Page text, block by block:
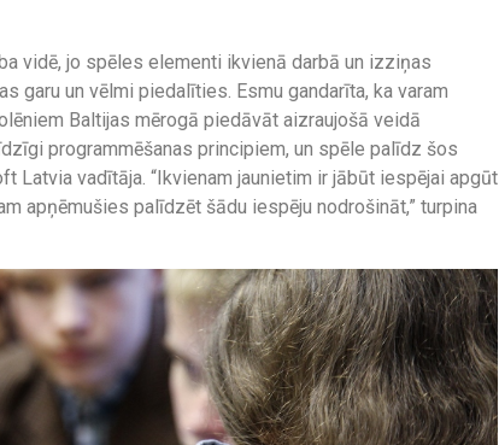
vidē, jo spēles elementi ikvienā darbā un izziņas
garu un vēlmi piedalīties. Esmu gandarīta, ka varam
Baltijas mērogā piedāvāt aizraujošā veidā
programmēšanas principiem, un spēle palīdz šos
Latvia vadītāja. “Ikvienam jaunietim ir jābūt iespējai apgūt
apņēmušies palīdzēt šādu iespēju nodrošināt,” turpina